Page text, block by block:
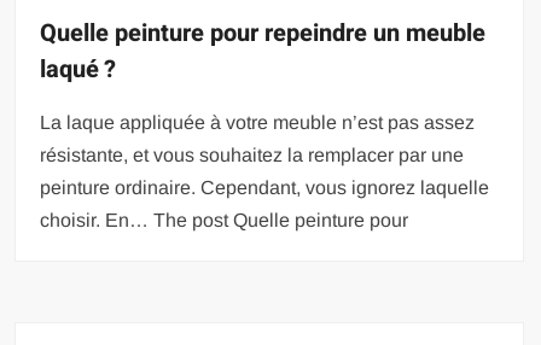
Quelle peinture pour repeindre un meuble
laqué ?
La laque appliquée à votre meuble n’est pas assez
résistante, et vous souhaitez la remplacer par une
peinture ordinaire. Cependant, vous ignorez laquelle
choisir. En… The post Quelle peinture pour